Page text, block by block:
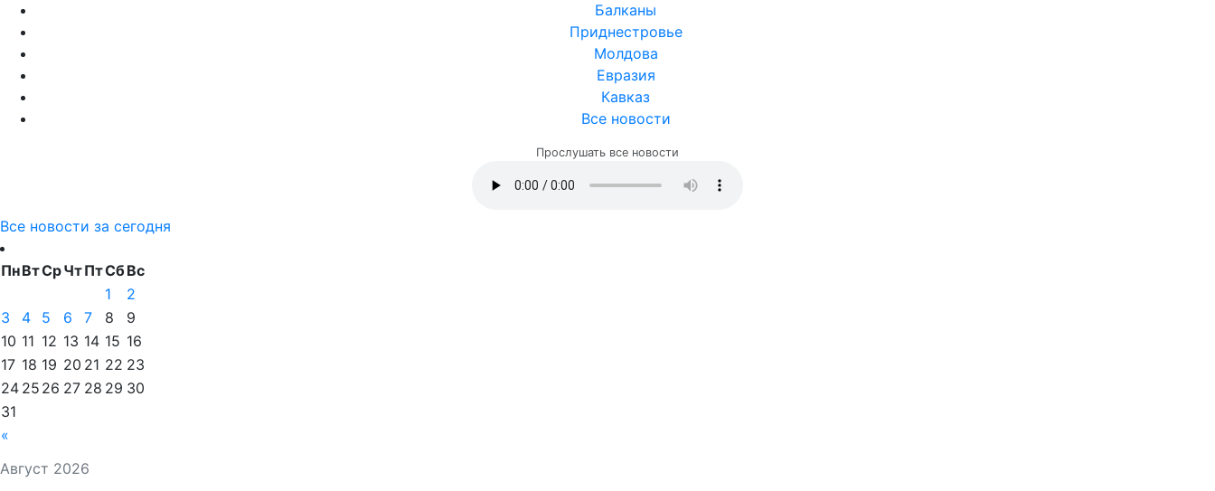
Балканы
Приднестровье
Молдова
Евразия
Кавказ
Все новости
Прослушать все новости
Все новости за сегодня
Август 2026
ПнВтСрЧтПтСбВс
«
1
2
3
4 5 6 7 8
9
10 11 12 13 14 15 16
17 18 19 20 21 22 23
24 25 26 27 28 29 30
31